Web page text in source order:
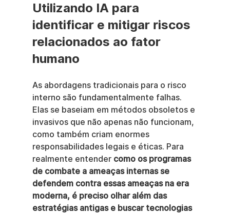
Utilizando IA para
identificar e mitigar riscos
relacionados ao fator
humano
As abordagens tradicionais para o risco
interno são fundamentalmente falhas.
Elas se baseiam em métodos obsoletos e
invasivos que não apenas não funcionam,
como também criam enormes
responsabilidades legais e éticas. Para
realmente entender como os programas
de combate a ameaças internas se
defendem contra essas ameaças na era
moderna, é preciso olhar além das
estratégias antigas e buscar tecnologias